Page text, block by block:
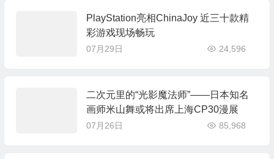
PlayStation亮相ChinaJoy 近三十款精
彩游戏现场畅玩
07月29日 24,596
二次元里的“光影魔法师”——日本知名
画师米山舞或将出席上海CP30漫展
07月26日 85,968